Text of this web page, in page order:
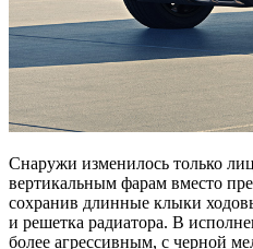
Снаружи изменилось только
вертикальным фарам вместо
сохранив длинные клыки
и решетка радиатора. В
более агрессивным, с черной